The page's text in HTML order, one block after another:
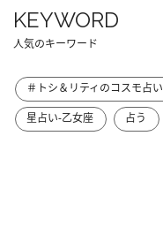
KEYWORD
人気のキーワード
＃トシ＆リティのコスモ占い
星占い-乙女座
占う